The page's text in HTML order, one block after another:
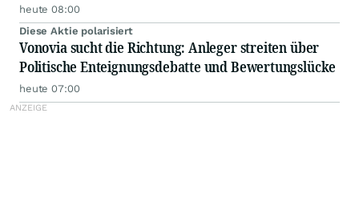
heute 08:00
Diese Aktie polarisiert
Vonovia sucht die Richtung: Anleger streiten über
Politische Enteignungsdebatte und Bewertungslücke
heute 07:00